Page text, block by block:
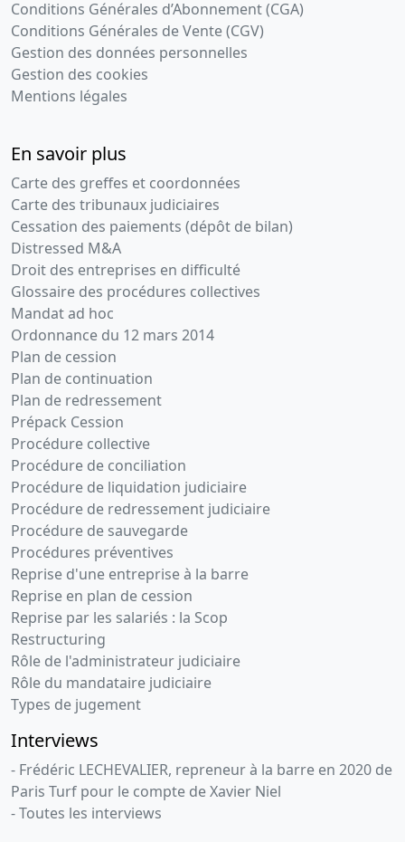
Conditions Générales d’Abonnement (CGA)
Conditions Générales de Vente (CGV)
Gestion des données personnelles
Gestion des cookies
Mentions légales
En savoir plus
Carte des greffes et coordonnées
Carte des tribunaux judiciaires
Cessation des paiements (dépôt de bilan)
Distressed M&A
Droit des entreprises en difficulté
Glossaire des procédures collectives
Mandat ad hoc
Ordonnance du 12 mars 2014
Plan de cession
Plan de continuation
Plan de redressement
Prépack Cession
Procédure collective
Procédure de conciliation
Procédure de liquidation judiciaire
Procédure de redressement judiciaire
Procédure de sauvegarde
Procédures préventives
Reprise d'une entreprise à la barre
Reprise en plan de cession
Reprise par les salariés : la Scop
Restructuring
Rôle de l'administrateur judiciaire
Rôle du mandataire judiciaire
Types de jugement
Interviews
- Frédéric LECHEVALIER, repreneur à la barre en 2020 de
Paris Turf pour le compte de Xavier Niel
- Toutes les interviews